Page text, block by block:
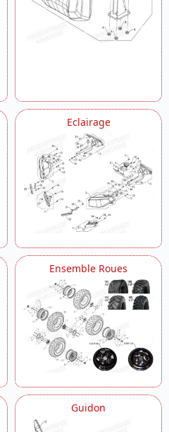
Eclairage
Ensemble Roues
Guidon